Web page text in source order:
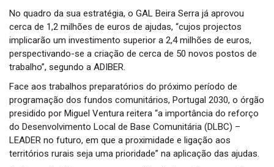
No quadro da sua estratégia, o GAL Beira Serra já aprovou
cerca de 1,2 milhões de euros de ajudas, “cujos projectos
implicarão um investimento superior a 2,4 milhões de euros,
perspectivando-se a criação de cerca de 50 novos postos de
trabalho”, segundo a ADIBER.
Face aos trabalhos preparatórios do próximo período de
programação dos fundos comunitários, Portugal 2030, o órgão
presidido por Miguel Ventura reitera “a importância do reforço
do Desenvolvimento Local de Base Comunitária (DLBC) –
LEADER no futuro, em que a proximidade e ligação aos
territórios rurais seja uma prioridade” na aplicação das ajudas.